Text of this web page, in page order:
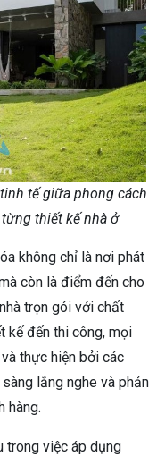
tế giữa phong cách
thiết kế nhà ở
không chỉ là nơi phát
còn là điểm đến cho
trọn gói với chất
kế đến thi công, mọi
thực hiện bởi các
lắng nghe và phản
hàng.
trong việc áp dụng